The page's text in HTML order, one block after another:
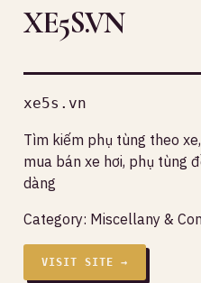
XE5S.VN
xe5s.vn
Tìm kiếm phụ tùng theo
mua bán xe hơi, phụ tùng
dàng
Category: Miscellany &
VISIT SITE →